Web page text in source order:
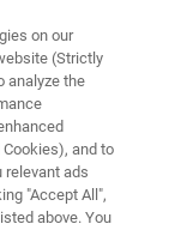
海洋由来
ド
on our
(Strictly
analyze the
and to
relevant ads
"Accept All",
above. You